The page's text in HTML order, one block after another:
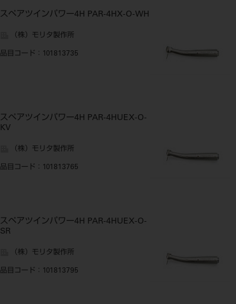
スペアツインパワー4H PAR-4HX-O-WH
（株）モリタ製作所
品目コード ：101813735
スペアツインパワー4H PAR-4HUEX-O-
KV
（株）モリタ製作所
品目コード ：101813765
スペアツインパワー4H PAR-4HUEX-O-
SR
（株）モリタ製作所
品目コード ：101813795